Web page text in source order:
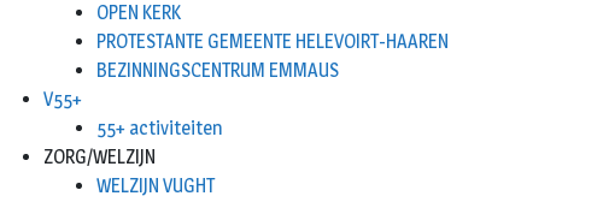
OPEN KERK
PROTESTANTE GEMEENTE HELEVOIRT-HAAREN
BEZINNINGSCENTRUM EMMAUS
V55+
55+ activiteiten
ZORG/WELZIJN
WELZIJN VUGHT